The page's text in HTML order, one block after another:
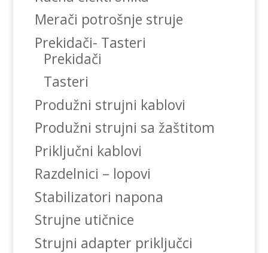
Merači potrošnje struje
Prekidači- Tasteri
Prekidači
Tasteri
Produžni strujni kablovi
Produžni strujni sa žaštitom
Priključni kablovi
Razdelnici – lopovi
Stabilizatori napona
Strujne utičnice
Strujni adapter priključci